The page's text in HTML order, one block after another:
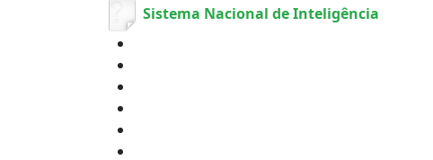
Sistema Nacional de Inteligência